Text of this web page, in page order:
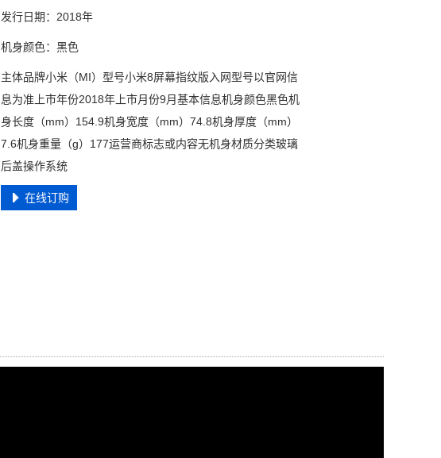
发行日期：2018年
机身颜色：黑色
主体品牌小米（MI）型号小米8屏幕指纹版入网型号以官网信
息为准上市年份2018年上市月份9月基本信息机身颜色黑色机
身长度（mm）154.9机身宽度（mm）74.8机身厚度（mm）
7.6机身重量（g）177运营商标志或内容无机身材质分类玻璃
后盖操作系统
在线订购